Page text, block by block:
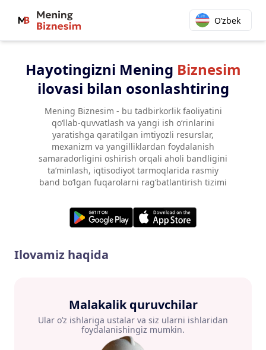
O’zbek
Hayotingizni Mening Biznesim
ilovasi bilan osonlashtiring
Mening Biznesim - bu tadbirkorlik faoliyatini
qo‘llab-quvvatlash va yangi ish o‘rinlarini
yaratishga qaratilgan imtiyozli resurslar,
mexanizm va yangilliklardan foydalanish
samaradorligini oshirish orqali aholi bandligini
ta’minlash, iqtisodiyot tarmoqlarida rasmiy
band bo‘lgan fuqarolarni rag‘batlantirish tizimi
Ilovamiz haqida
Malakalik quruvchilar
Ular o’z ishlariga ustalar va siz ularni ishlaridan
foydalanishingiz mumkin.